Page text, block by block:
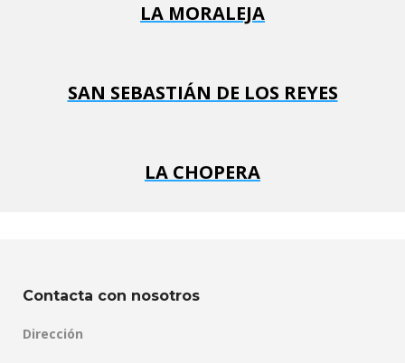
LA MORALEJA
SAN SEBASTIÁN DE LOS REYES
LA CHOPERA
Contacta con nosotros
Dirección